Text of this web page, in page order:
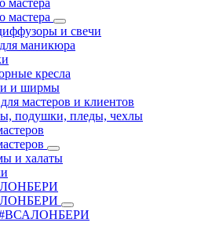
мастера
мастера
и свечи
маникюра
кресла
и ширмы
мастеров и клиентов
подушки, пледы, чехлы
и халаты
#ВСАЛОНБЕРИ